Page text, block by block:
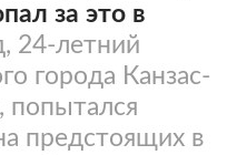
за это в
24-летний
города Канзас-
попытался
предстоящих в